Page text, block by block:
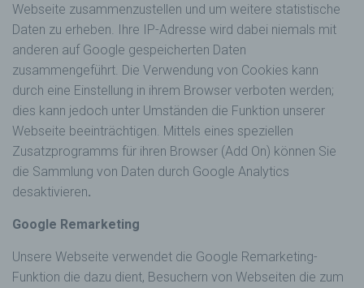
Webseite zusammenzustellen und um weitere statistische
Daten zu erheben. Ihre IP-Adresse wird dabei niemals mit
anderen auf Google gespeicherten Daten
zusammengeführt. Die Verwendung von Cookies kann
durch eine Einstellung in ihrem Browser verboten werden;
dies kann jedoch unter Umständen die Funktion unserer
Webseite beeinträchtigen. Mittels eines speziellen
Zusatzprogramms für ihren Browser (Add On) können Sie
die Sammlung von Daten durch Google Analytics
desaktivieren.
Google Remarketing
Unsere Webseite verwendet die Google Remarketing-
Funktion die dazu dient, Besuchern von Webseiten die zum